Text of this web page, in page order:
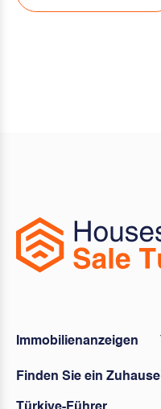
Immobilienanzeigen
Finden Sie ein Zuhause